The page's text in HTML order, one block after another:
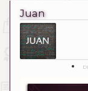
Juan